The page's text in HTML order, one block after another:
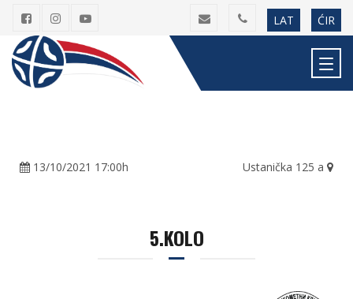
LAT ĆIR
13/10/2021 17:00h Ustanička 125 a
5.KOLO